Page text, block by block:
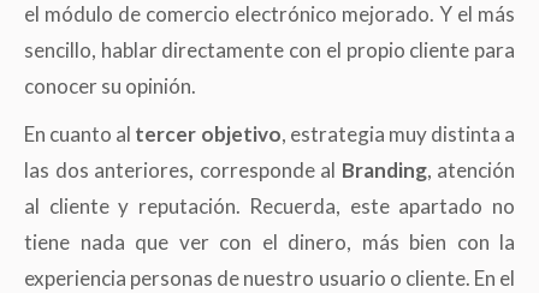
el módulo de comercio electrónico mejorado. Y el más
sencillo, hablar directamente con el propio cliente para
conocer su opinión.
En cuanto al tercer objetivo, estrategia muy distinta a
las dos anteriores, corresponde al Branding, atención
al cliente y reputación. Recuerda, este apartado no
tiene nada que ver con el dinero, más bien con la
experiencia personas de nuestro usuario o cliente. En el